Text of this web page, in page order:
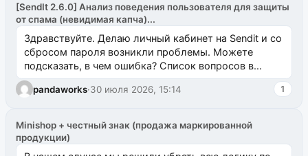
[SendIt 2.6.0] Анализ поведения пользователя для защиты
от спама (невидимая капча)...
Здравствуйте. Делаю личный кабинет на Sendit и со
сбросом пароля возникли проблемы. Можете
подсказать, в чем ошибка? Список вопросов в
одноименном разделе на modx.pro пока пуст, и,...
pandaworks·30 июля 2026, 15:14 1
Minishop + честный знак (продажа маркированной
продукции)